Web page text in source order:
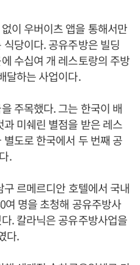
이 우버이츠 앱을 통해서만
당이다. 공유주방은 빌딩
수십여 개 레스토랑의 주방
달하는 사업이다.
주목했다. 그는 한국이 배
미쉐린 별점을 받은 레스
도로 한국에서 두 번째 공
.
르메르디안 호텔에서 국내
여 명을 초청해 공유주방사
. 칼라닉은 공유주방사업을
다.